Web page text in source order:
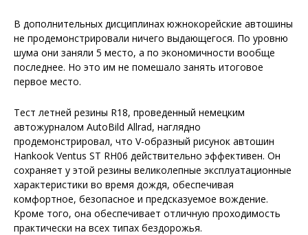
В дополнительных дисциплинах южнокорейские автошины
не продемонстрировали ничего выдающегося. По уровню
шума они заняли 5 место, а по экономичности вообще
последнее. Но это им не помешало занять итоговое
первое место.
Тест летней резины R18, проведенный немецким
автожурналом AutoBild Allrad, наглядно
продемонстрировал, что V-образный рисунок автошин
Hankook Ventus ST RH06 действительно эффективен. Он
сохраняет у этой резины великолепные эксплуатационные
характеристики во время дождя, обеспечивая
комфортное, безопасное и предсказуемое вождение.
Кроме того, она обеспечивает отличную проходимость
практически на всех типах бездорожья.